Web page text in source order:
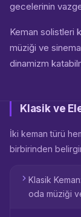
gecelerinin
Keman solistleri
müziği ve
dinamizm
Klasik ve
İki keman türü
birbirinden
Klasik
oda müziği